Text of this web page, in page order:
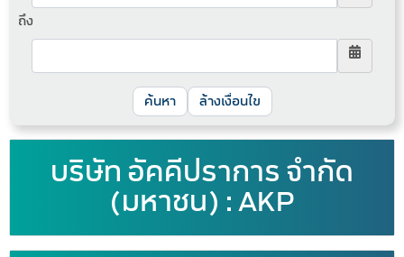
ถึง
ล้างเงื่อนไข
บริษัท อัคคีปราการ จำกัด
(มหาชน) : AKP